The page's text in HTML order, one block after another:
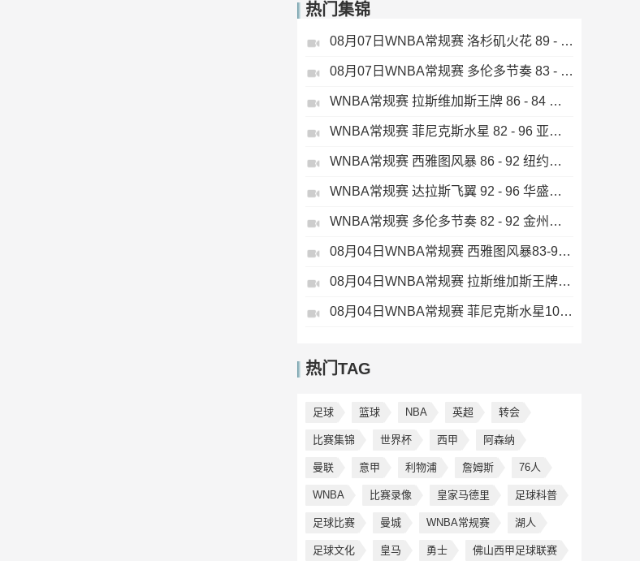
热门集锦
08月07日WNBA常规赛 洛杉矶火花 89 - 82 明尼苏达山猫 全场集锦
08月07日WNBA常规赛 多伦多节奏 83 - 97 波特兰火焰 集锦
WNBA常规赛 拉斯维加斯王牌 86 - 84 印第安纳狂热 全场集锦
WNBA常规赛 菲尼克斯水星 82 - 96 亚特兰大梦想 全场集锦
WNBA常规赛 西雅图风暴 86 - 92 纽约自由人 全场集锦
WNBA常规赛 达拉斯飞翼 92 - 96 华盛顿神秘人 全场集锦
WNBA常规赛 多伦多节奏 82 - 92 金州女武神 全场集锦
08月04日WNBA常规赛 西雅图风暴83-95纽约自由人 全场集锦
08月04日WNBA常规赛 拉斯维加斯王牌109-87亚特兰大梦想 全场集锦
08月04日WNBA常规赛 菲尼克斯水星106-101芝加哥天空 全场集锦
热门TAG
足球 篮球 NBA 英超 转会
比赛集锦 世界杯 西甲 阿森纳
曼联 意甲 利物浦 詹姆斯 76人
WNBA 比赛录像 皇家马德里 足球科普
足球比赛 曼城 WNBA常规赛 湖人
足球文化 皇马 勇士 佛山西甲足球联赛